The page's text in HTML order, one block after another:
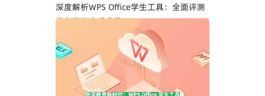
深度解析WPS Office学生工具：全面评测
助力学习方式升级